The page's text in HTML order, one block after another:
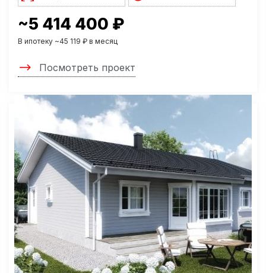
~5 414 400 ₽
В ипотеку ~45 119 ₽ в месяц
Посмотреть проект